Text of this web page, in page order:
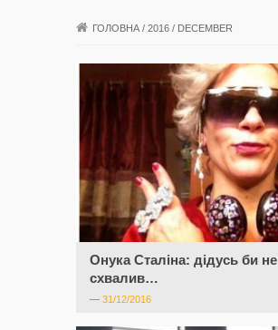
ГОЛОВНА / 2016 / DECEMBER
Онука Сталіна: дідусь би не
схвалив…
— 31/12/2016